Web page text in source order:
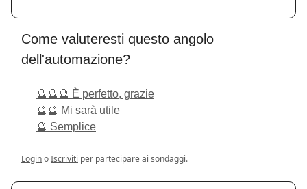
Come valuteresti questo angolo
dell'automazione?
🔮🔮🔮 È perfetto, grazie
🔮🔮 Mi sarà utile
🔮 Semplice
LoginoIscriviti per partecipare ai sondaggi.